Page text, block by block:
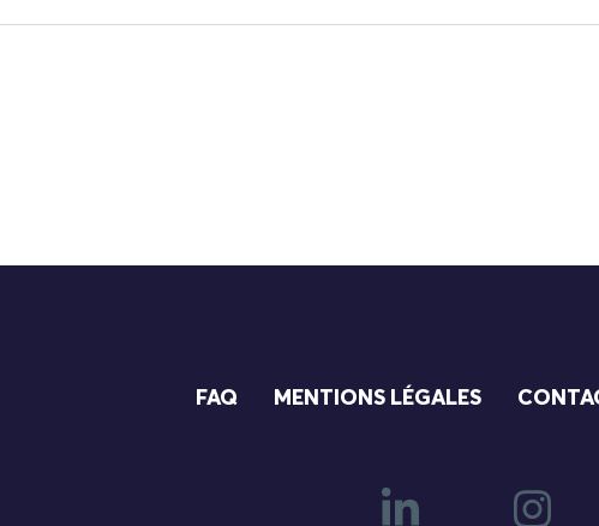
FAQ MENTIONS LÉGALES